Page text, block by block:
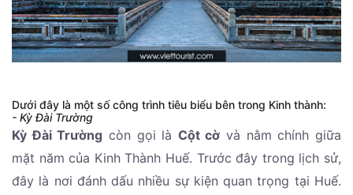
Dưới đây là một số công trình tiêu biểu bên trong Kinh thành:
- Kỳ Đài Trường
Kỳ Đài Trường còn gọi là Cột cờ và nằm chính giữa
mặt năm của Kinh Thành Huế. Trước đây trong lịch sử,
đây là nơi đánh dấu nhiều sự kiện quan trọng tại Huế.